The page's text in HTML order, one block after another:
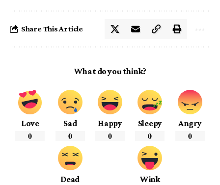
Share This Article
What do you think?
Love
0
Sad
0
Happy
0
Sleepy
0
Angry
0
Dead Wink